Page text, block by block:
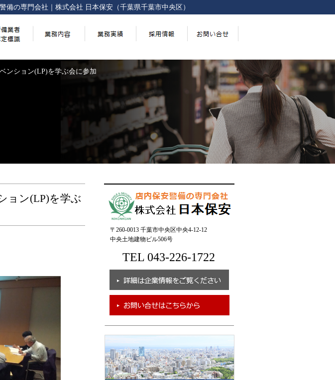
備の専門会社 株式会社 日本保安（千葉県千葉市中央区）
ンション(LP)を学ぶ会に参加
ョン(LP)を学ぶ
〒260-0013 千葉市中央区中央4-12-12
中央土地建物ビル506号
TEL 043-226-1722